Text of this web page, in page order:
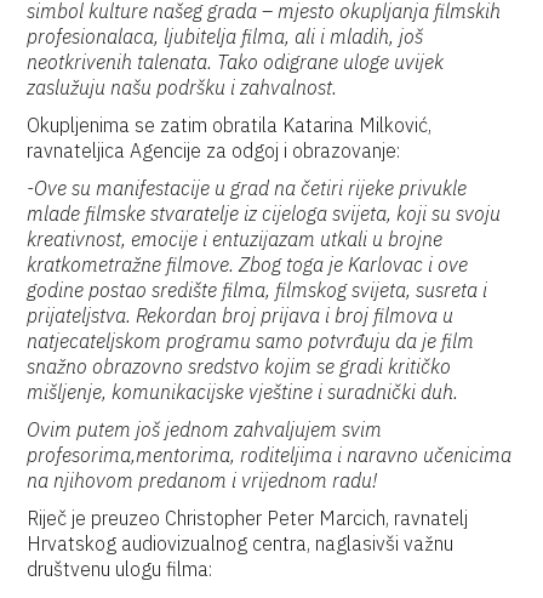
simbol kulture našeg grada – mjesto okupljanja filmskih
profesionalaca, ljubitelja filma, ali i mladih, još
neotkrivenih talenata. Tako odigrane uloge uvijek
zaslužuju našu podršku i zahvalnost.
Okupljenima se zatim obratila Katarina Milković,
ravnateljica Agencije za odgoj i obrazovanje:
-Ove su manifestacije u grad na četiri rijeke privukle
mlade filmske stvaratelje iz cijeloga svijeta, koji su svoju
kreativnost, emocije i entuzijazam utkali u brojne
kratkometražne filmove. Zbog toga je Karlovac i ove
godine postao središte filma, filmskog svijeta, susreta i
prijateljstva. Rekordan broj prijava i broj filmova u
natjecateljskom programu samo potvrđuju da je film
snažno obrazovno sredstvo kojim se gradi kritičko
mišljenje, komunikacijske vještine i suradnički duh.
Ovim putem još jednom zahvaljujem svim
profesorima,mentorima, roditeljima i naravno učenicima
na njihovom predanom i vrijednom radu!
Riječ je preuzeo Christopher Peter Marcich, ravnatelj
Hrvatskog audiovizualnog centra, naglasivši važnu
društvenu ulogu filma: